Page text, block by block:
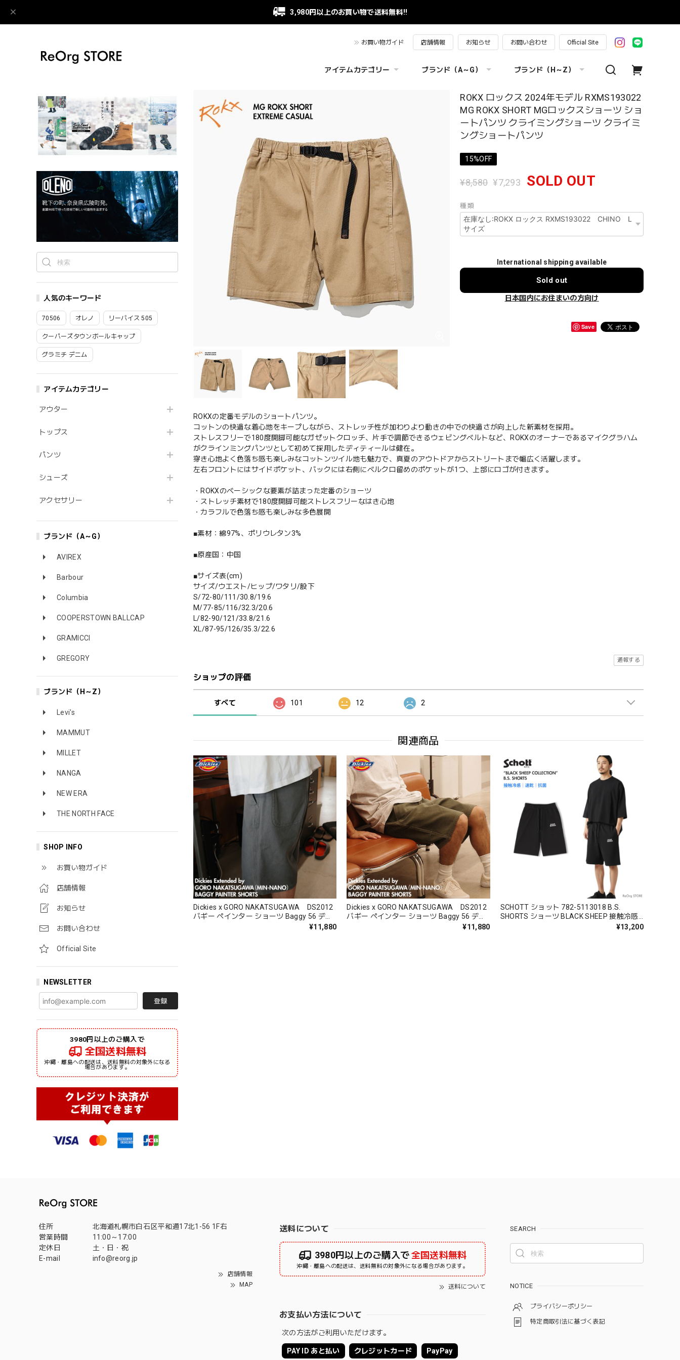
3,980円以上のお買い物で送料無料!!
お買い物ガイド 店舗情報 お知らせ お問い合わせ Official Site
アイテムカテゴリー ブランド（A～G） ブランド（H～Z）
人気のキーワード
70506 オレノ リーバイス 505
クーパーズタウンボールキャップ
グラミチ デニム
アイテムカテゴリー
アウター
トップス
パンツ
シューズ
アクセサリー
ブランド（A～G）
AVIREX
Barbour
Columbia
COOPERSTOWN BALLCAP
GRAMICCI
GREGORY
ブランド（H～Z）
Levi's
MAMMUT
MILLET
NANGA
NEW ERA
THE NORTH FACE
SHOP INFO
お買い物ガイド
店舗情報
お知らせ
お問い合わせ
Official Site
NEWSLETTER
登録
3980円以上のご購入で
全国送料無料
沖縄・離島への配送は、送料無料の対象外になる
場合があります。
ROKX ロックス 2024年モデル RXMS193022
MG ROKX SHORT MGロックスショーツ ショ
ートパンツ クライミングショーツ クライミ
ングショートパンツ
15%OFF
¥8,580 ¥7,293 SOLD OUT
種類
International shipping available
Sold out
日本国内にお住まいの方向け
Save
ROKXの定番モデルのショートパンツ。
コットンの快適な着心地をキープしながら、ストレッチ性が加わりより動きの中での快適さが向上した新素材を採用。
ストレスフリーで180度開脚可能なガゼットクロッチ、片手で調節できるウェビングベルトなど、ROKXのオーナーであるマイクグラハム
がクラインミングパンツとして初めて採用したディティールは健在。
穿き心地よく色落ち感も楽しみなコットンツイル地も魅力で、真夏のアウトドアからストリートまで幅広く活躍します。
左右フロントにはサイドポケット、バックには右側にベルクロ留めのポケットが1つ、上部にロゴが付きます。
・ROKXのベーシックな要素が詰まった定番のショーツ
・ストレッチ素材で180度開脚可能ストレスフリーなはき心地
・カラフルで色落ち感も楽しみな多色展開
■素材：綿97%、ポリウレタン3%
■原産国：中国
■サイズ表(cm)
サイズ/ウエスト/ヒップ/ワタリ/股下
S/72-80/111/30.8/19.6
M/77-85/116/32.3/20.6
L/82-90/121/33.8/21.6
XL/87-95/126/35.3/22.6
通報する
ショップの評価
すべて 101 12 2
関連商品
Dickies x GORO NAKATSUGAWA DS2012
バギー ペインター ショーツ Baggy 56 ディ
ッキーズ MIN-NANO 中津川吾郎 コラボ¥11,880
Dickies x GORO NAKATSUGAWA DS2012
バギー ペインター ショーツ Baggy 56 ディ
ッキーズ MIN-NANO 中津川吾郎 コラボ¥11,880
SCHOTT ショット 782-5113018 B.S.
SHORTS ショーツ BLACK SHEEP 接触冷感
¥13,200
住所
北海道札幌市白石区平和通17北1-56 1F右
営業時間
11:00～17:00
定休日
土・日・祝
E-mail
info@reorg.jp
店舗情報
MAP
送料について
3980円以上のご購入で全国送料無料
沖縄・離島への配送は、送料無料の対象外になる場合があります。
送料について
お支払い方法について
次の方法がご利用いただけます。
PAY ID あと払い クレジットカード PayPay
SEARCH
NOTICE
プライバシーポリシー
特定商取引法に基づく表記